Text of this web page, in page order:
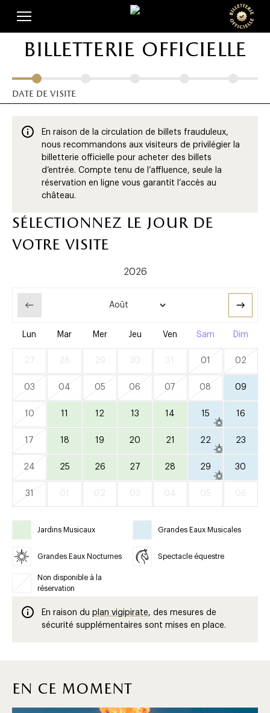
main
contentbilletterie officielle
date de visite
En raison de la circulation de billets frauduleux,
nous recommandons aux visiteurs de privilégier la
billetterie officielle pour acheter des billets
d’entrée. Compte tenu de l’affluence, seule la
réservation en ligne vous garantit l’accès au
château.
sélectionnez le jour de
votre visite
Lun Mar Mer Jeu Ven Sam Dim
27 28 29 30 31 01 02
03 04 05 06 07 08 09
10 11 12 13 14 15 16
17 18 19 20 21 22 23
24 25 26 27 28 29 30
31 01 02 03 04 05 06
Jardins Musicaux Grandes Eaux Musicales
Grandes Eaux Nocturnes Spectacle équestre
Non disponible à la
réservation
En raison du plan vigipirate, des mesures de
sécurité supplémentaires sont mises en place.
en ce moment